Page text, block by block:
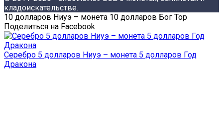
кладоискательстве.
10 долларов Ниуэ – монета 10 долларов Бог Тор
Поделиться на Facebook
Серебро 5 долларов Ниуэ – монета 5 долларов Год
Дракона